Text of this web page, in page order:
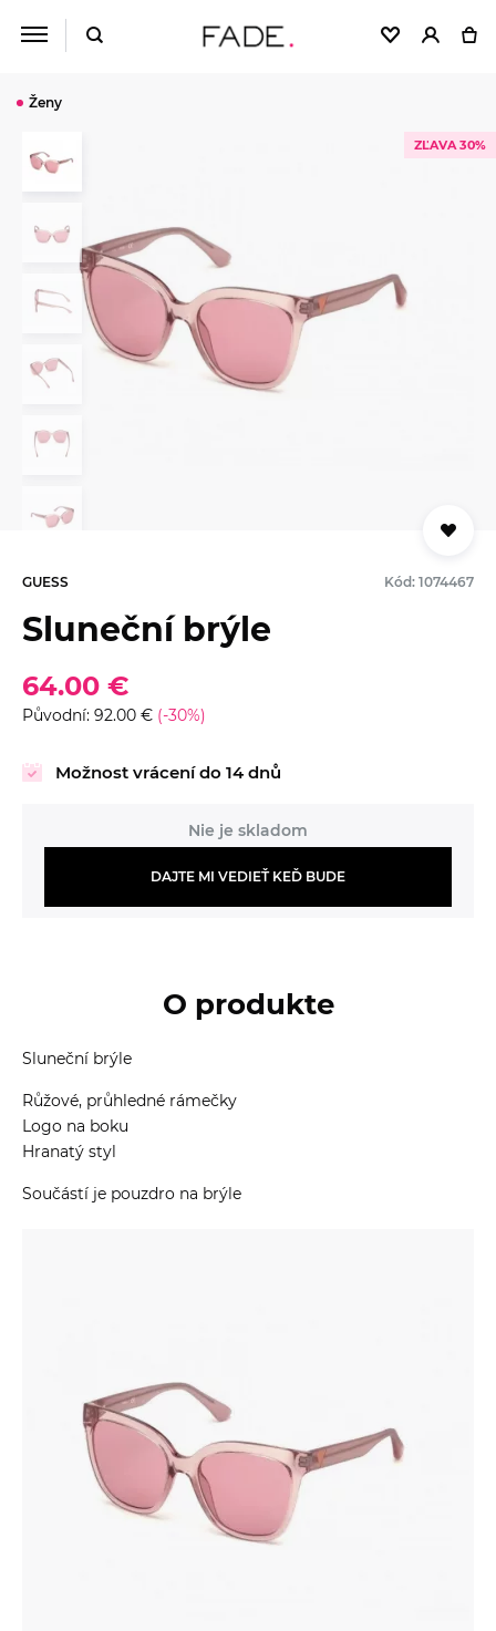
Ženy
ZĽAVA 30%
GUESS Kód: 1074467
Sluneční brýle
64.00 €
Původní: 92.00 € (-30%)
Možnost vrácení do 14 dnů
Nie je skladom
DAJTE MI VEDIEŤ KEĎ BUDE
O produkte
Sluneční brýle
Růžové, průhledné rámečky
Logo na boku
Hranatý styl
Součástí je pouzdro na brýle